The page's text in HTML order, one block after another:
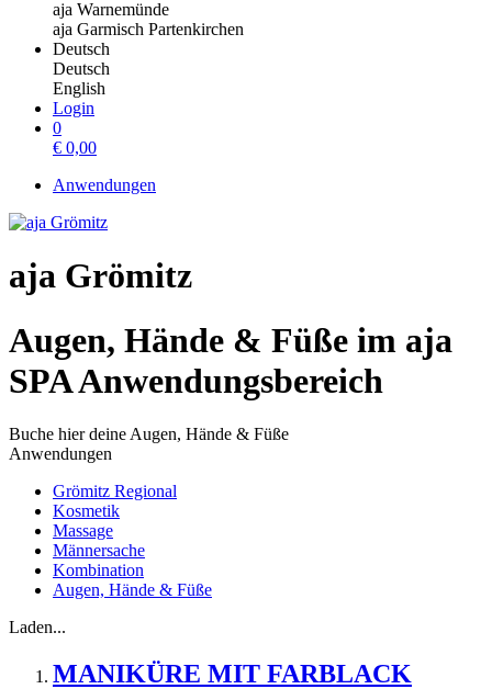
aja Warnemünde
aja Garmisch Partenkirchen
Deutsch
Deutsch
English
Login
0
€ 0,00
Anwendungen
aja Grömitz
Augen, Hände & Füße im aja
SPA Anwendungsbereich
Buche hier deine Augen, Hände & Füße
Anwendungen
Grömitz Regional
Kosmetik
Massage
Männersache
Kombination
Augen, Hände & Füße
Laden...
MANIKÜRE MIT FARBLACK